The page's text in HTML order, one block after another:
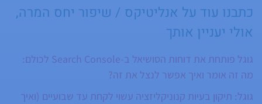
כתבנו עוד על אנליטיקס / שיפור יחס המרה,
אולי יעניין אותך
גוגל פותחת את דוחות הסושיאל ב-Search Console לכולם:
מה זה אומר ואיך אפשר לנצל את זה?
גוגל: תיקון בעיות קנוניקליזציה עשוי לקחת עד שבועיים (ואיך